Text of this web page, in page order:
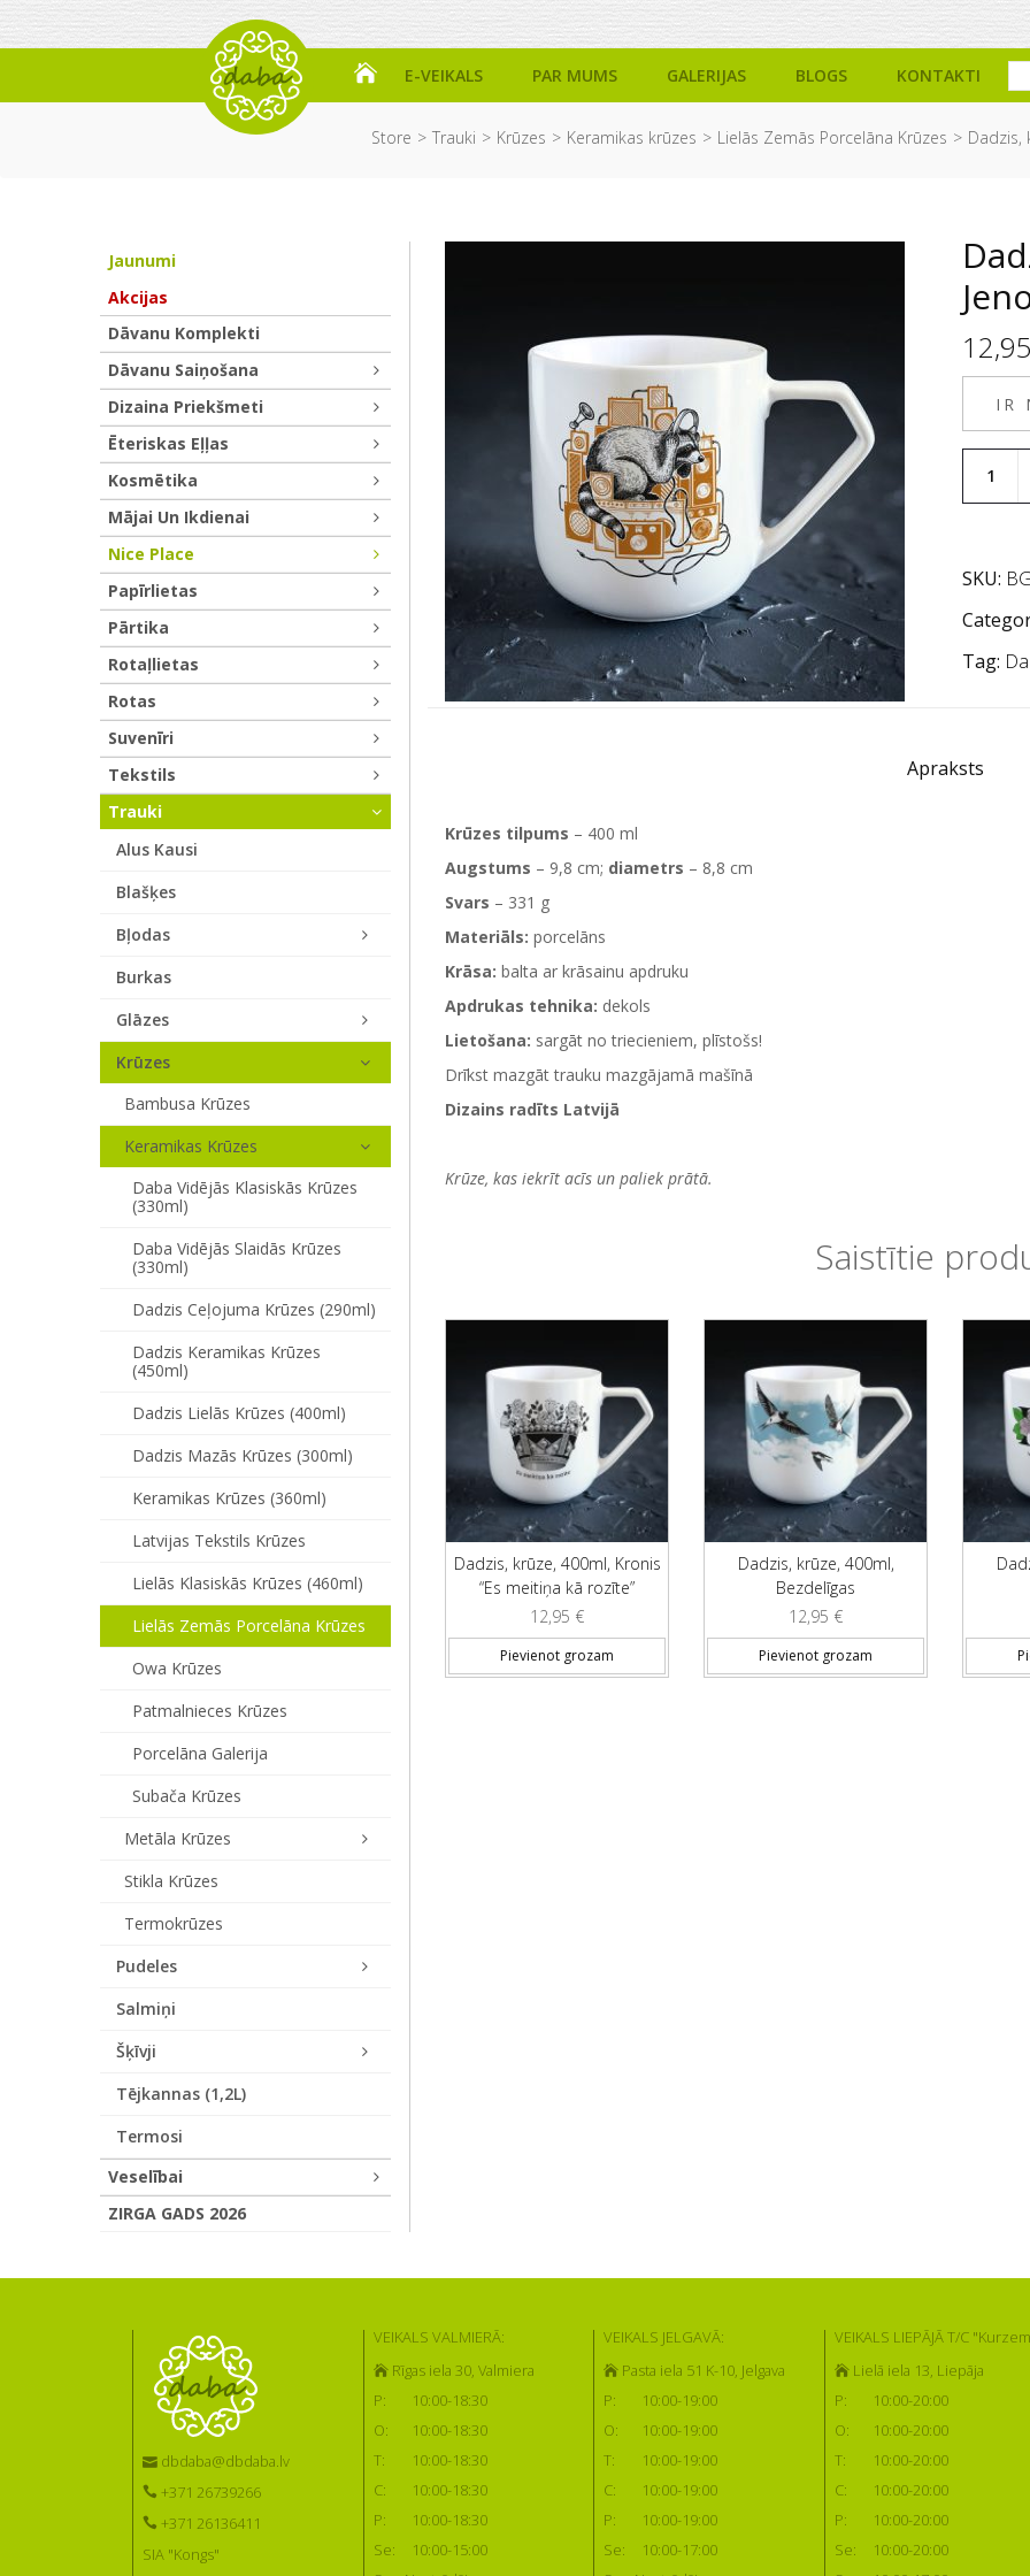
E-VEIKALS PAR MUMS GALERIJAS BLOGS KONTAKTI
Store Trauki Krūzes Keramikas krūzes Lielās Zemās Porcelāna Krūzes Dadzis,
IR
SKU:
Tag:
Apraksts
Krūzes tilpums – 400 ml
Augstums – 9,8 cm; diametrs – 8,8 cm
Svars – 331 g
Materiāls: porcelāns
Krāsa: balta ar krāsainu apdruku
Apdrukas tehnika: dekols
Lietošana: sargāt no triecieniem, plīstošs!
Drīkst mazgāt trauku mazgājamā mašīnā
Dizains radīts Latvijā
Krūze, kas iekrīt acīs un paliek prātā.
Saistītie
Dadzis, krūze, 400ml, Kronis
“Es meitiņa kā rozīte”
12,95 €
Pievienot grozam
Dadzis, krūze, 400ml,
Bezdelīgas
12,95 €
Pievienot grozam
Jaunumi
Akcijas
Dāvanu Komplekti
Dāvanu Saiņošana
Dizaina Priekšmeti
Ēteriskas Eļļas
Kosmētika
Mājai Un Ikdienai
Nice Place
Papīrlietas
Pārtika
Rotaļlietas
Rotas
Suvenīri
Tekstils
Trauki
Alus Kausi
Blašķes
Bļodas
Burkas
Glāzes
Krūzes
Bambusa Krūzes
Keramikas Krūzes
Daba Vidējās Klasiskās Krūzes
(330ml)
Daba Vidējās Slaidās Krūzes
(330ml)
Dadzis Ceļojuma Krūzes (290ml)
Dadzis Keramikas Krūzes
(450ml)
Dadzis Lielās Krūzes (400ml)
Dadzis Mazās Krūzes (300ml)
Keramikas Krūzes (360ml)
Latvijas Tekstils Krūzes
Lielās Klasiskās Krūzes (460ml)
Lielās Zemās Porcelāna Krūzes
Owa Krūzes
Patmalnieces Krūzes
Porcelāna Galerija
Subača Krūzes
Metāla Krūzes
Stikla Krūzes
Termokrūzes
Pudeles
Salmiņi
Šķīvji
Tējkannas (1,2L)
Termosi
Veselībai
ZIRGA GADS 2026
dbdaba@dbdaba.lv
+371 26739266
+371 26136411
SIA "Kongs"
VEIKALS VALMIERĀ:
Rīgas iela 30, Valmiera
P:
10:00-18:30
O:
10:00-18:30
T:
10:00-18:30
C:
10:00-18:30
P:
10:00-18:30
Se:
10:00-15:00
VEIKALS JELGAVĀ:
Pasta iela 51 K-10, Jelgava
P:
10:00-19:00
O:
10:00-19:00
T:
10:00-19:00
C:
10:00-19:00
P:
10:00-19:00
Se:
10:00-17:00
VEIKALS LIEPĀJĀ T/C
Lielā iela 13, Liepāja
P:
10:00-20:00
O:
10:00-20:00
T:
10:00-20:00
C:
10:00-20:00
P:
10:00-20:00
Se:
10:00-20:00